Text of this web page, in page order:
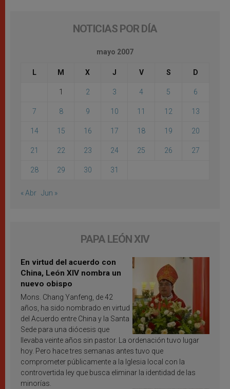
NOTICIAS POR DÍA
mayo 2007
L M X J V S D
1 2 3 4 5 6
7 8 9 10 11 12 13
14 15 16 17 18 19 20
21 22 23 24 25 26 27
28 29 30 31
« Abr Jun »
PAPA LEÓN XIV
En virtud del acuerdo con
China, León XIV nombra un
nuevo obispo
Mons. Chang Yanfeng, de 42
años, ha sido nombrado en virtud
del Acuerdo entre China y la Santa
Sede para una diócesis que
llevaba veinte años sin pastor. La ordenación tuvo lugar
hoy. Pero hace tres semanas antes tuvo que
comprometer públicamente a la Iglesia local con la
controvertida ley que busca eliminar la identidad de las
minorías.